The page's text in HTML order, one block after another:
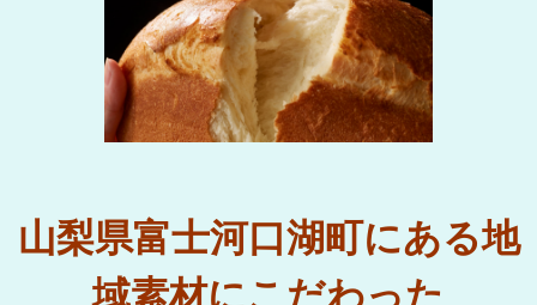
山梨県富士河口湖町にある地
域素材にこだわった